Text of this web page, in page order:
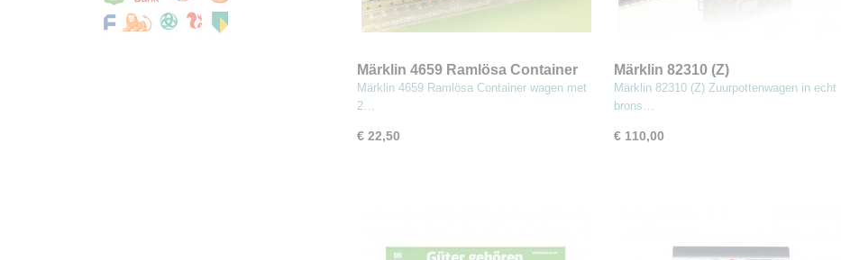
Märklin 4659 Ramlösa Container
wagen
Märklin 4659 Ramlösa Container wagen met
2…
€ 22,50
Märklin 82310 (Z)
Zuurpottenwagen in echt brons
Märklin 82310 (Z) Zuurpottenwagen in echt
brons…
€ 110,00